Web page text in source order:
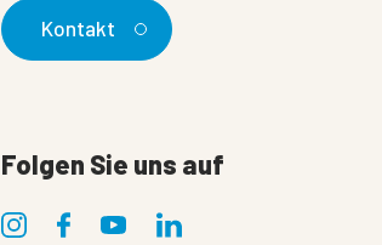
Kontakt
Folgen Sie uns auf